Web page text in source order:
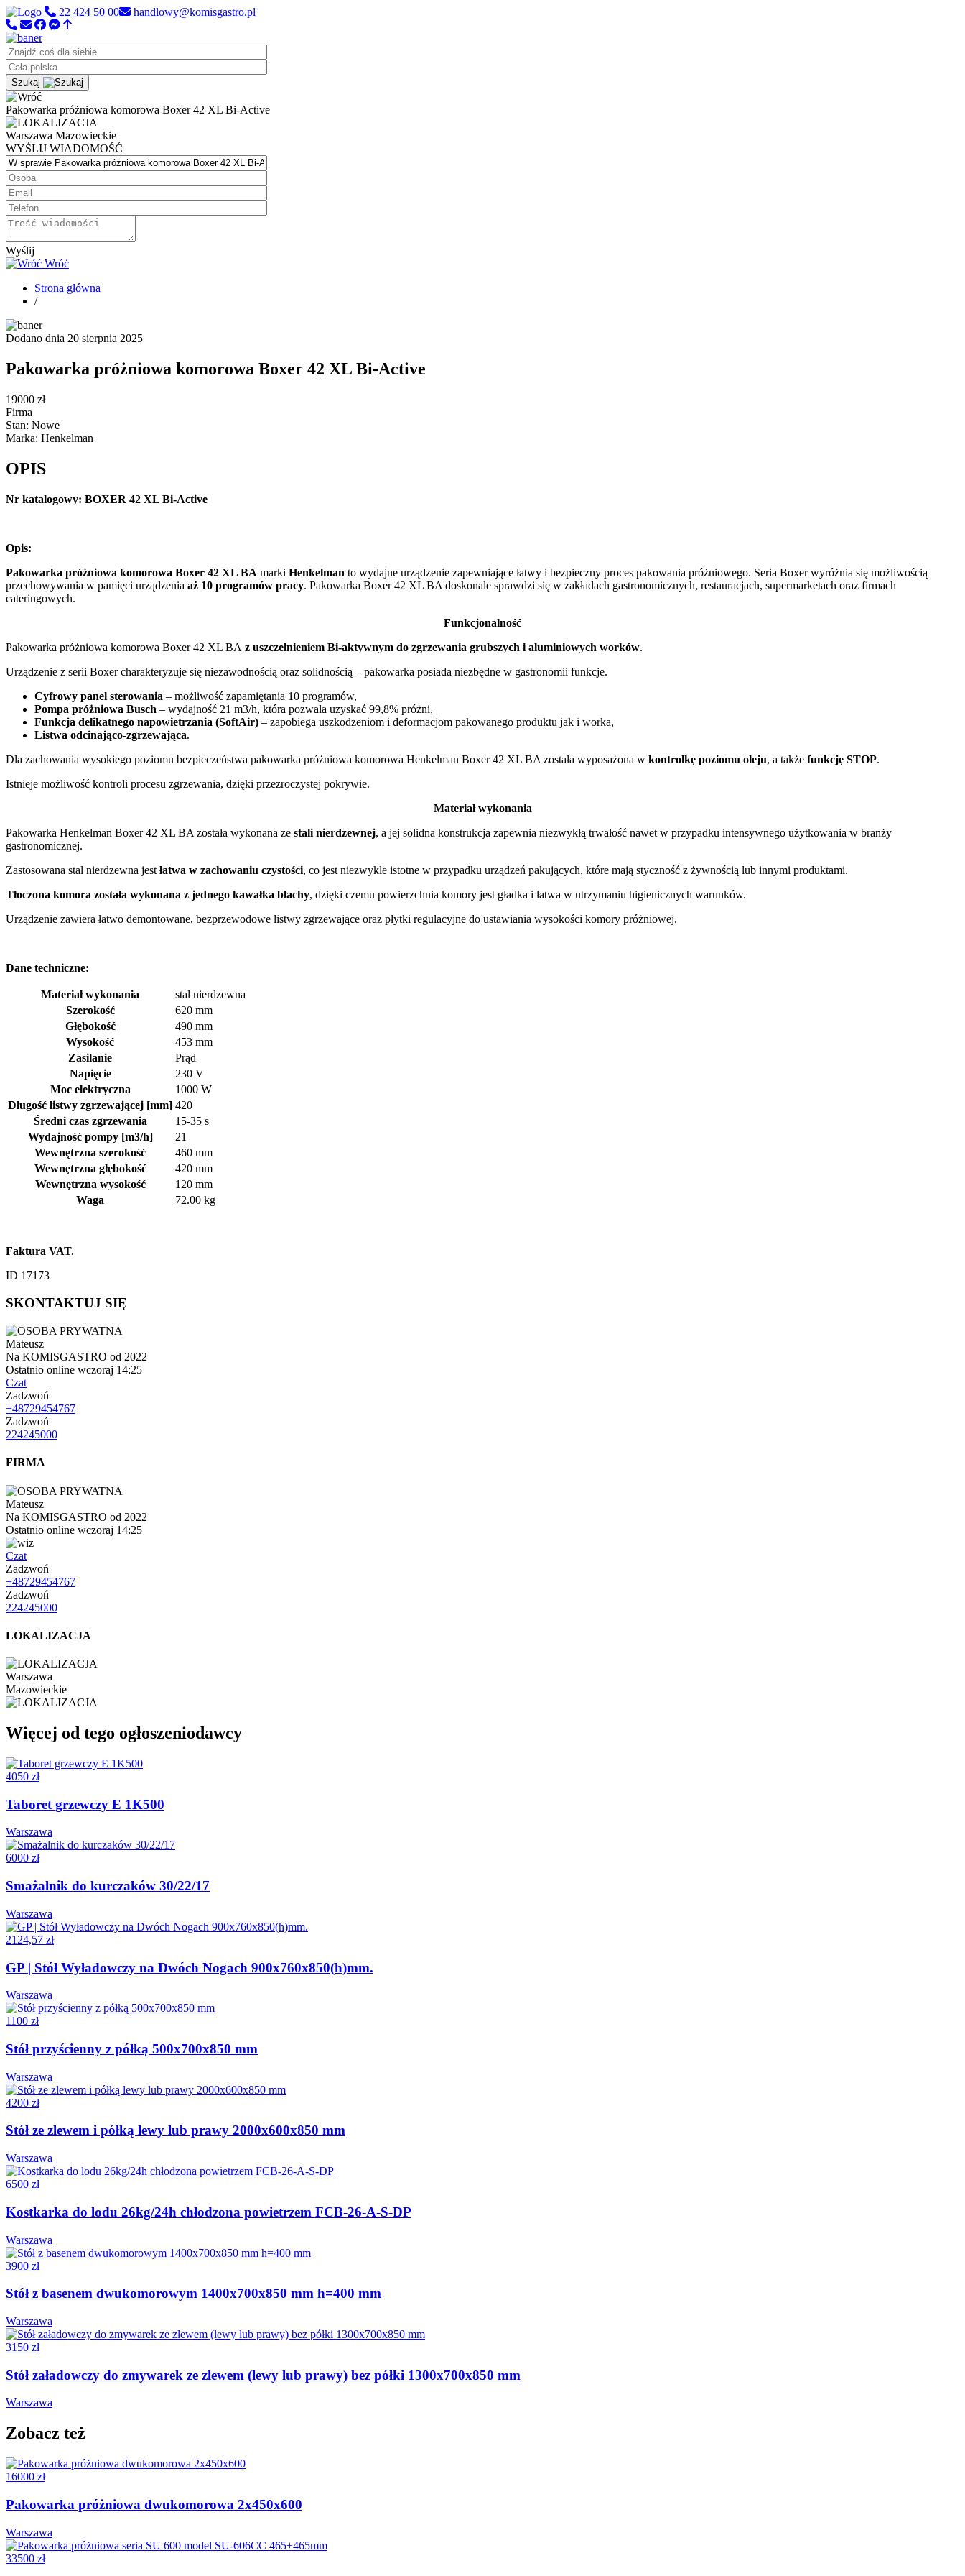
22 424 50 00 handlowy@komisgastro.pl
Szukaj
Pakowarka próżniowa komorowa Boxer 42 XL Bi-Active
Warszawa Mazowieckie
WYŚLIJ WIADOMOŚĆ
Wyślij
Wróć
Strona główna
/
Dodano dnia 20 sierpnia 2025
Pakowarka próżniowa komorowa Boxer 42 XL Bi-Active
19000 zł
Firma
Stan: Nowe
Marka: Henkelman
OPIS
Nr katalogowy: BOXER 42 XL Bi-Active
Opis:
Pakowarka próżniowa komorowa Boxer 42 XL BA marki Henkelman to wydajne urządzenie zapewniające łatwy i bezpieczny proces pakowania próżniowego. Seria Boxer wyróżnia się możliwością
przechowywania w pamięci urządzenia aż 10 programów pracy. Pakowarka Boxer 42 XL BA doskonale sprawdzi się w zakładach gastronomicznych, restauracjach, supermarketach oraz firmach
cateringowych.
Funkcjonalność
Pakowarka próżniowa komorowa Boxer 42 XL BA z uszczelnieniem Bi-aktywnym do zgrzewania grubszych i aluminiowych worków.
Urządzenie z serii Boxer charakteryzuje się niezawodnością oraz solidnością – pakowarka posiada niezbędne w gastronomii funkcje.
Cyfrowy panel sterowania – możliwość zapamiętania 10 programów,
Pompa próżniowa Busch – wydajność 21 m3/h, która pozwala uzyskać 99,8% próżni,
Funkcja delikatnego napowietrzania (SoftAir) – zapobiega uszkodzeniom i deformacjom pakowanego produktu jak i worka,
Listwa odcinająco-zgrzewająca.
Dla zachowania wysokiego poziomu bezpieczeństwa pakowarka próżniowa komorowa Henkelman Boxer 42 XL BA została wyposażona w kontrolkę poziomu oleju, a także funkcję STOP.
Istnieje możliwość kontroli procesu zgrzewania, dzięki przezroczystej pokrywie.
Materiał wykonania
Pakowarka Henkelman Boxer 42 XL BA została wykonana ze stali nierdzewnej, a jej solidna konstrukcja zapewnia niezwykłą trwałość nawet w przypadku intensywnego użytkowania w branży
gastronomicznej.
Zastosowana stal nierdzewna jest łatwa w zachowaniu czystości, co jest niezwykle istotne w przypadku urządzeń pakujących, które mają styczność z żywnością lub innymi produktami.
Tłoczona komora została wykonana z jednego kawałka blachy, dzięki czemu powierzchnia komory jest gładka i łatwa w utrzymaniu higienicznych warunków.
Urządzenie zawiera łatwo demontowane, bezprzewodowe listwy zgrzewające oraz płytki regulacyjne do ustawiania wysokości komory próżniowej.
Dane techniczne:
Materiał wykonania
stal nierdzewna
Szerokość
620 mm
Głębokość
490 mm
Wysokość
453 mm
Zasilanie
Prąd
Napięcie
230 V
Moc elektryczna
1000 W
Długość listwy zgrzewającej [mm] 420
Średni czas zgrzewania
15-35 s
Wydajność pompy [m3/h]
21
Wewnętrzna szerokość
460 mm
Wewnętrzna głębokość
420 mm
Wewnętrzna wysokość
120 mm
Waga
72.00 kg
Faktura VAT.
ID 17173
SKONTAKTUJ SIĘ
Mateusz
Na KOMISGASTRO od 2022
Ostatnio online wczoraj 14:25
Czat
Zadzwoń
+48729454767
Zadzwoń
224245000
FIRMA
Mateusz
Na KOMISGASTRO od 2022
Ostatnio online wczoraj 14:25
Czat
Zadzwoń
+48729454767
Zadzwoń
224245000
LOKALIZACJA
Warszawa
Mazowieckie
Więcej od tego ogłoszeniodawcy
4050 zł
Taboret grzewczy E 1K500
Warszawa
6000 zł
Smażalnik do kurczaków 30/22/17
Warszawa
2124,57 zł
GP | Stół Wyładowczy na Dwóch Nogach 900x760x850(h)mm.
Warszawa
1100 zł
Stół przyścienny z półką 500x700x850 mm
Warszawa
4200 zł
Stół ze zlewem i półką lewy lub prawy 2000x600x850 mm
Warszawa
6500 zł
Kostkarka do lodu 26kg/24h chłodzona powietrzem FCB-26-A-S-DP
Warszawa
3900 zł
Stół z basenem dwukomorowym 1400x700x850 mm h=400 mm
Warszawa
3150 zł
Stół załadowczy do zmywarek ze zlewem (lewy lub prawy) bez półki 1300x700x850 mm
Warszawa
Zobacz też
16000 zł
Pakowarka próżniowa dwukomorowa 2x450x600
Warszawa
33500 zł